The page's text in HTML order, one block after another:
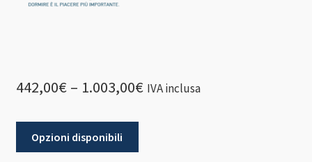
442,00€– 1.003,00€ IVA inclusa
Opzioni disponibili